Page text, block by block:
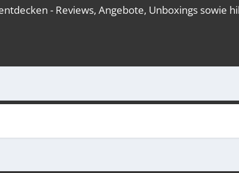
- Reviews, Angebote, Unboxings sowie